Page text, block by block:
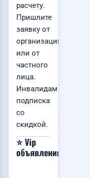
расчету.
Пришлите
заявку от
организации
или от
частного
лица.
Инвалидам
подписка
со
скидкой.
⭐ Vip
объявления
VIP
1
VIP
1
VIP
1